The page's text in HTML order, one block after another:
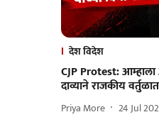
देश विदेश
CJP Protest:
दाव्याने राजकीय
Priya More 24 Jul